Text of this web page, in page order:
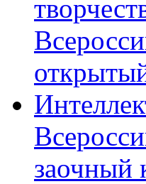
заочный